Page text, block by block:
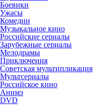
Боевики
Ужасы
Комедии
Музыкальное кино
Российские сериалы
Зарубежные сериалы
Мелодрамы
Приключения
Советская мультипликация
Мультсериалы
Российское кино
Анимэ
DVD